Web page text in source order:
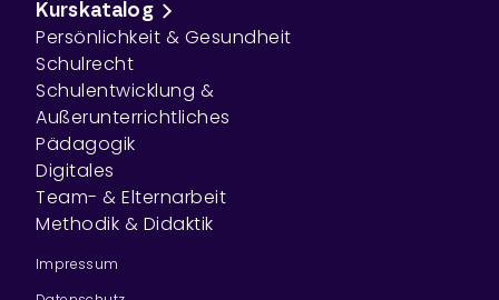
Kurskatalog
Persönlichkeit & Gesundheit
Schulrecht
Schulentwicklung &
Außerunterrichtliches
Pädagogik
Digitales
Team- & Elternarbeit
Methodik & Didaktik
Impressum